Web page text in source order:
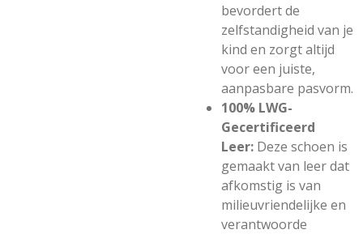
bevordert de
zelfstandigheid van je
kind en zorgt altijd
voor een juiste,
aanpasbare pasvorm.
100% LWG-
Gecertificeerd
Leer: Deze schoen is
gemaakt van leer dat
afkomstig is van
milieuvriendelijke en
verantwoorde